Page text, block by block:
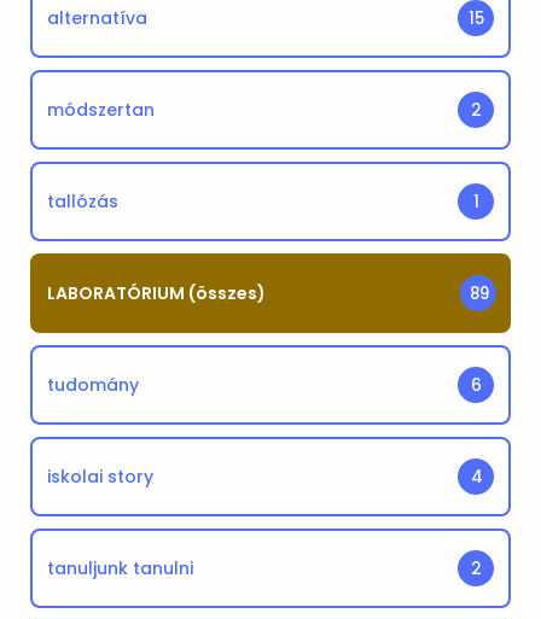
alternatíva 15
módszertan 2
tallózás 1
LABORATÓRIUM (összes) 89
tudomány 6
iskolai story 4
tanuljunk tanulni 2